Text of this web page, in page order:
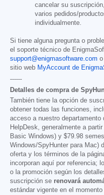
cancelar su
varios pedidos/
individualmente.
Si tiene alguna pregunta o
el soporte técnico de
support@enigmasoftware.com
sitio web MyAccount de
------
Detalles de compra de
También tiene la opción de
obtener todas las funciones,
acceso a nuestro
HelpDesk, generalmente a partir
Basic Windows) y $79.98
Windows/SpyHunter para Mac)
oferta y los términos de la
incorporan aquí por referencia;
o la promoción según los
suscripción se renovará
estándar vigente en el